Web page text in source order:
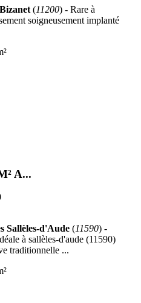
(11200) - Rare à
soigneusement implanté
A...
Sallèles-d'Aude (11590) -
à sallèles-d'aude (11590)
traditionnelle ...